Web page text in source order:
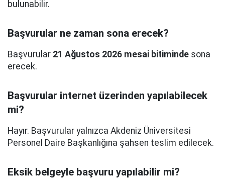
bulunabilir.
Başvurular ne zaman sona erecek?
Başvurular 21 Ağustos 2026 mesai bitiminde sona
erecek.
Başvurular internet üzerinden yapılabilecek
mi?
Hayır. Başvurular yalnızca Akdeniz Üniversitesi
Personel Daire Başkanlığına şahsen teslim edilecek.
Eksik belgeyle başvuru yapılabilir mi?